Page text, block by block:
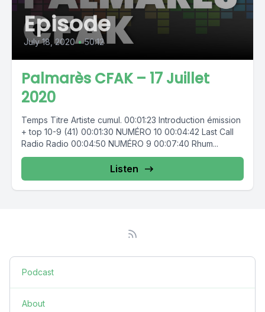
Episode
July 18, 2020 • 50:12
Palmarès CFAK – 17 Juillet
2020
Temps Titre Artiste cumul. 00:01:23 Introduction émission
+ top 10-9 (41) 00:01:30 NUMÉRO 10 00:04:42 Last Call
Radio Radio 00:04:50 NUMÉRO 9 00:07:40 Rhum...
Listen
Podcast
About